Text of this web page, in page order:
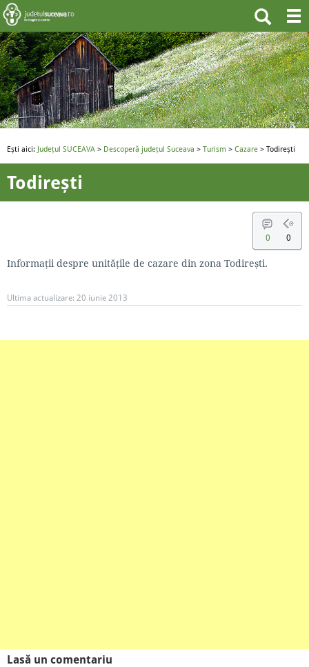
Ești aici: Județul SUCEAVA > Descoperă județul Suceava > Turism > Cazare > Todirești
Todirești
0 0
Informații despre unitățile de cazare din zona Todirești.
Ultima actualizare: 20 iunie 2013
Lasă un comentariu